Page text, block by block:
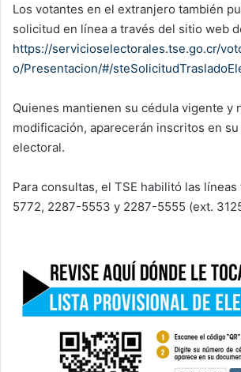
Los votantes en el extranjero también
solicitud en línea a través del sitio web
https://servicioselectorales.tse.go.cr/
o/Presentacion/#/
Quienes mantienen su cédula vigente y
modificación, aparecerán inscritos en
electoral.
Para consultas, el TSE habilitó las
5772, 2287-5553 y 2287-5555 (ext.